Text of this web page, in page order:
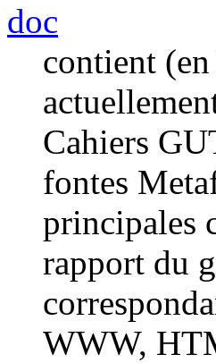
doc
contient
Cahiers
fontes
principales
rapport du
WWW,